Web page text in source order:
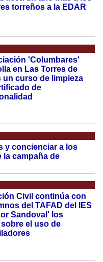
torreños a la EDAR
'Columbares'
en Las Torres de
un curso de limpieza
de
y concienciar a los
la campaña de
Civil continúa con
del TAFAD del IES
Sandoval' los
el uso de